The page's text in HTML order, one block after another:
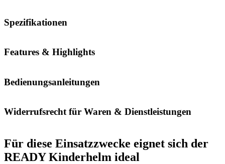
Spezifikationen
Features & Highlights
Bedienungsanleitungen
Widerrufsrecht für Waren & Dienstleistungen
Für diese Einsatzzwecke eignet sich der
READY Kinderhelm ideal